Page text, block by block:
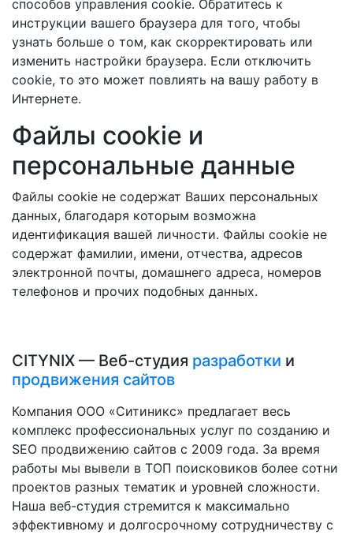
способов управления cookie. Обратитесь к
инструкции вашего браузера для того, чтобы
узнать больше о том, как скорректировать или
изменить настройки браузера. Если отключить
cookie, то это может повлиять на вашу работу в
Интернете.
Файлы cookie и
персональные данные
Файлы cookie не содержат Ваших персональных
данных, благодаря которым возможна
идентификация вашей личности. Файлы cookie не
содержат фамилии, имени, отчества, адресов
электронной почты, домашнего адреса, номеров
телефонов и прочих подобных данных.
CITYNIX — Веб-студия разработки и
продвижения сайтов
Компания ООО «Ситиникс» предлагает весь
комплекс профессиональных услуг по созданию и
SEO продвижению сайтов с 2009 года. За время
работы мы вывели в ТОП поисковиков более сотни
проектов разных тематик и уровней сложности.
Наша веб-студия стремится к максимально
эффективному и долгосрочному сотрудничеству с